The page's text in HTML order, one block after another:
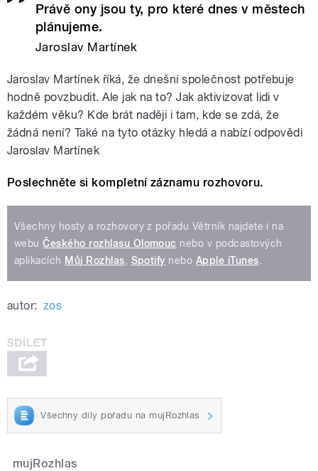
Právě ony jsou ty, pro které dnes v městech
plánujeme.
Jaroslav Martínek
Jaroslav Martínek říká, že dnešní společnost potřebuje
hodně povzbudit. Ale jak na to? Jak aktivizovat lidi v
každém věku? Kde brát naději i tam, kde se zdá, že
žádná není? Také na tyto otázky hledá a nabízí odpovědi
Jaroslav Martínek
Poslechněte si kompletní záznamu rozhovoru.
Všechny hosty a rozhovory z pořadu Větrník najdete i na
webuČeského rozhlasu Olomouc nebo v podcastových
aplikacích Můj Rozhlas, Spotify nebo Apple iTunes.
autor: zos
Všechny díly pořadu na mujRozhlas
mujRozhlas